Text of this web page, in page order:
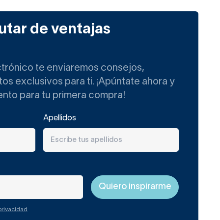
de ventajas
te enviaremos consejos,
exclusivos para ti. ¡Apúntate ahora y
para tu primera compra!
Apellidos